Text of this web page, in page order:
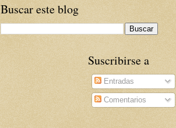
Buscar este blog
Suscribirse a
Entradas
Comentarios